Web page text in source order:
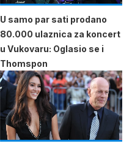
U samo par sati prodano
80.000 ulaznica za koncert
u Vukovaru: Oglasio se i
Thomspon